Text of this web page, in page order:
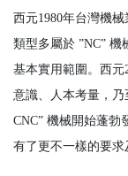
西元1980年台灣機
類型多屬於 ”NC”
基本實用範圍。西元
意識、人本考量，
CNC” 機械開始蓬勃
有了更不一樣的要求